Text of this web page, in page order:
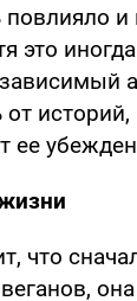
и
это
от
ее
что